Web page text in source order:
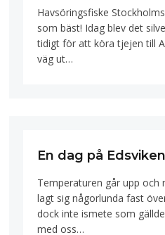
Havsöringsfiske
som bäst! Idag blev det
tidigt för att köra tjejen till
väg ut…
En dag på Edsviken
Temperaturen går upp och
lagt sig någorlunda fast
dock inte ismete som
med oss…